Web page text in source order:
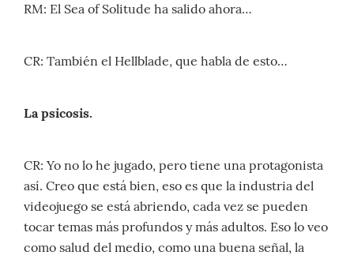
RM: El Sea of Solitude ha salido ahora…
CR: También el Hellblade, que habla de esto…
La psicosis.
CR: Yo no lo he jugado, pero tiene una protagonista
así. Creo que está bien, eso es que la industria del
videojuego se está abriendo, cada vez se pueden
tocar temas más profundos y más adultos. Eso lo veo
como salud del medio, como una buena señal, la